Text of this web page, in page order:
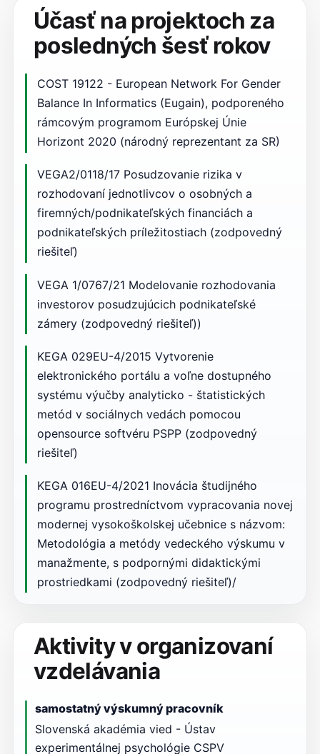
Účasť na projektoch za
posledných šesť rokov
COST 19122 - European Network For Gender
Balance In Informatics (Eugain), podporeného
rámcovým programom Európskej Únie
Horizont 2020 (národný reprezentant za SR)
VEGA2/0118/17 Posudzovanie rizika v
rozhodovaní jednotlivcov o osobných a
firemných/podnikateľských financiách a
podnikateľských príležitostiach (zodpovedný
riešiteľ)
VEGA 1/0767/21 Modelovanie rozhodovania
investorov posudzujúcich podnikateľské
zámery (zodpovedný riešiteľ))
KEGA 029EU-4/2015 Vytvorenie
elektronického portálu a voľne dostupného
systému výučby analyticko - štatistických
metód v sociálnych vedách pomocou
opensource softvéru PSPP (zodpovedný
riešiteľ)
KEGA 016EU-4/2021 Inovácia študijného
programu prostredníctvom vypracovania novej
modernej vysokoškolskej učebnice s názvom:
Metodológia a metódy vedeckého výskumu v
manažmente, s podpornými didaktickými
prostriedkami (zodpovedný riešiteľ)/
Aktivity v organizovaní
vzdelávania
samostatný výskumný pracovník
Slovenská akadémia vied - Ústav
experimentálnej psychológie CSPV